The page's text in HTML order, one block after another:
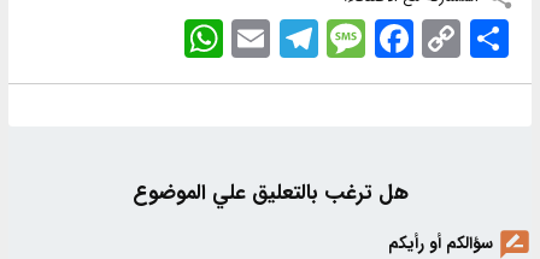
WhatsApp EmailTelegramMessageFacebook Copy
Link
اشتراک
هل ترغب بالتعليق علي الموضوع
سؤالكم أو رأيكم